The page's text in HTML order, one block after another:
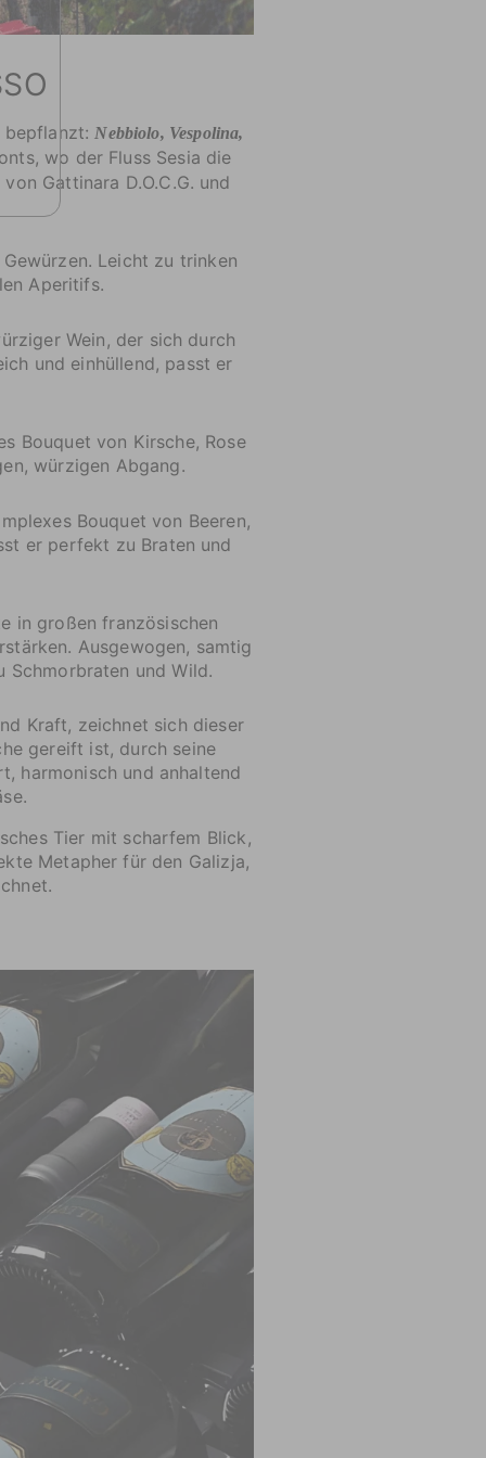
bepflanzt: Nebbiolo, Vespolina,
wo der Fluss Sesia die
Gattinara D.O.C.G. und
Leicht zu trinken
Aperitifs.
Wein, der sich durch
und einhüllend, passt er
Bouquet von Kirsche, Rose
würzigen Abgang.
Bouquet von Beeren,
er perfekt zu Braten und
in großen französischen
Ausgewogen, samtig
Schmorbraten und Wild.
Kraft, zeichnet sich dieser
gereift ist, durch seine
harmonisch und anhaltend
Tier mit scharfem Blick,
Metapher für den Galizja,